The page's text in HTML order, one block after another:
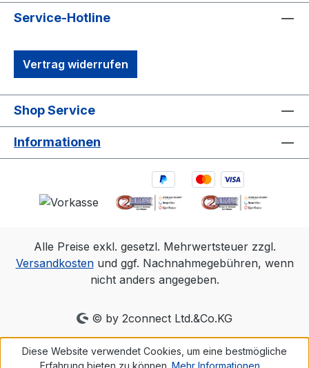
Service-Hotline
Vertrag widerrufen
Shop Service
Informationen
Alle Preise exkl. gesetzl. Mehrwertsteuer zzgl.
Versandkostenund ggf. Nachnahmegebühren, wenn
nicht anders angegeben.
© by 2connect Ltd.&Co.KG
Diese Website verwendet Cookies, um eine bestmögliche
Erfahrung bieten zu können. Mehr Informationen ...